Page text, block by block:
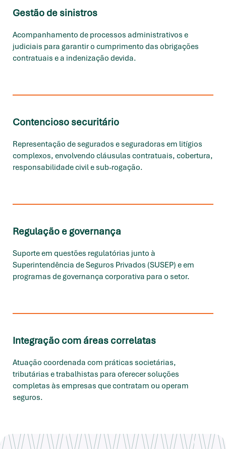
Gestão de sinistros
Acompanhamento de processos administrativos e
judiciais para garantir o cumprimento das obrigações
contratuais e a indenização devida.
Contencioso securitário
Representação de segurados e seguradoras em litígios
complexos, envolvendo cláusulas contratuais, cobertura,
responsabilidade civil e sub-rogação.
Regulação e governança
Suporte em questões regulatórias junto à
Superintendência de Seguros Privados (SUSEP) e em
programas de governança corporativa para o setor.
Integração com áreas correlatas
Atuação coordenada com práticas societárias,
tributárias e trabalhistas para oferecer soluções
completas às empresas que contratam ou operam
seguros.